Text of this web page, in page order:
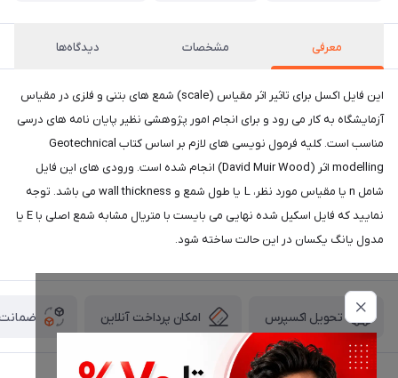
معرفی مشخصات دیدگاه‌ها
این فایل اکسل برای تاثیر اثر مقیاس (scale) شمع های بتنی و فلزی در مقیاس
آزمایشگاه به کار می رود و برای انجام امور پژوهشی نظیر پایان نامه های درسی
مناسب است. کلیه فرمول نویسی های لازم بر اساس کتاب Geotechnical
modelling اثر (David Muir Wood) انجام شده است. ورودی های این فایل
شامل n یا مقیاس مورد نظر، L یا طول شمع و wall thickness می باشد. توجه
نمایید که فایل اسکیل شده نهایی می بایست با متریال مشابه شمع اصلی با E یا
مدول یانگ یکسان در این حالت ساخته شود.
تحویل اکسپرس امکان پرداخت آنلاین ضمانت